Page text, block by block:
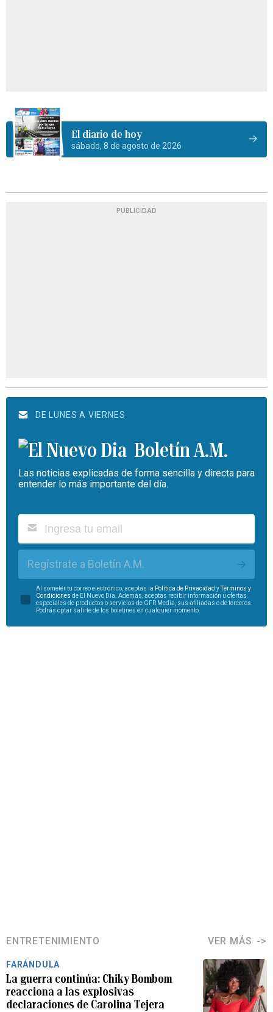
El diario de hoy
sábado, 8 de agosto de 2026
PUBLICIDAD
DE LUNES A VIERNES
Boletín A.M.
Las noticias explicadas de forma sencilla y directa para
entender lo más importante del día.
Regístrate a Boletín A.M.
Al someter tu correo electrónico, aceptas la Política de Privacidad yTérminos y
Condiciones de El Nuevo Día. Además, aceptas recibir información u ofertas
especiales de productos o servicios de GFR Media, sus afiliadas o de terceros.
Podrás optar salirte de los boletines en cualquier momento.
ENTRETENIMIENTO VER MÁS
FARÁNDULA
La guerra continúa: Chiky Bombom
reacciona a las explosivas
declaraciones de Carolina Tejera